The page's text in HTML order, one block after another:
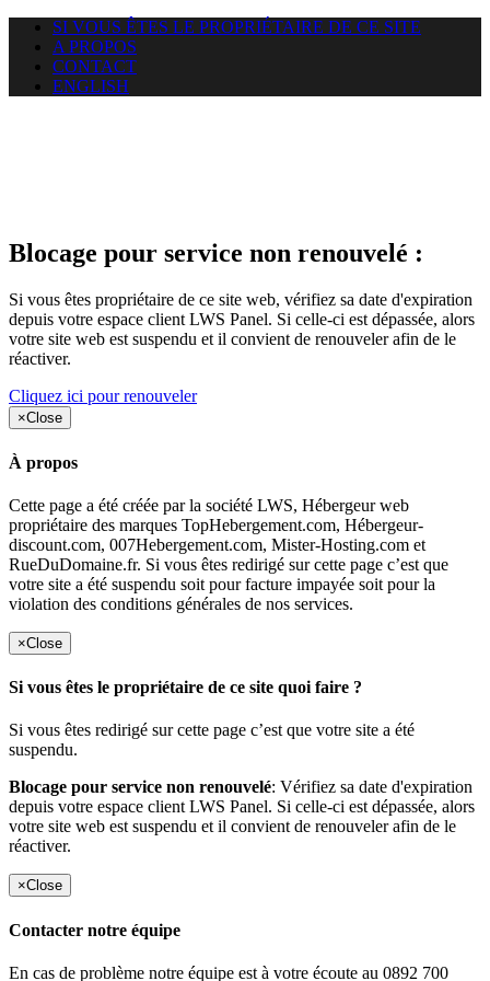
SI VOUS ÊTES LE PROPRIÉTAIRE DE CE SITE
A PROPOS
CONTACT
ENGLISH
Blocage pour service non renouvelé :
Si vous êtes propriétaire de ce site web, vérifiez sa date d'expiration
depuis votre espace client LWS Panel. Si celle-ci est dépassée, alors
votre site web est suspendu et il convient de renouveler afin de le
réactiver.
Cliquez ici pour renouveler
×Close
À propos
Cette page a été créée par la société LWS, Hébergeur web
propriétaire des marques TopHebergement.com, Hébergeur-
discount.com, 007Hebergement.com, Mister-Hosting.com et
RueDuDomaine.fr. Si vous êtes redirigé sur cette page c’est que
votre site a été suspendu soit pour facture impayée soit pour la
violation des conditions générales de nos services.
×Close
Si vous êtes le propriétaire de ce site quoi faire ?
Si vous êtes redirigé sur cette page c’est que votre site a été
suspendu.
Blocage pour service non renouvelé: Vérifiez sa date d'expiration
depuis votre espace client LWS Panel. Si celle-ci est dépassée, alors
votre site web est suspendu et il convient de renouveler afin de le
réactiver.
×Close
Contacter notre équipe
En cas de problème notre équipe est à votre écoute au 0892 700